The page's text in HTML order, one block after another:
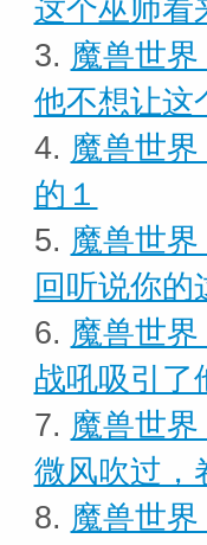
这个巫师看
3. 魔兽世
他不想让这
4. 魔兽世
的１
5. 魔兽世
回听说你的
6. 魔兽世
战吼吸引了
7. 魔兽世
微风吹过，
8. 魔兽世